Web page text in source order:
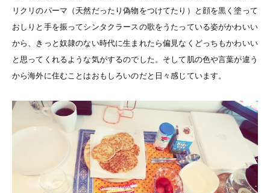
リクリのパーマ（天然だったり偽物をつけてたり）と顔を黒く塗って
おしりと手を振ってシンタクラースの歌をうたっている姿がかわいい
から、きっと奴隷のない時代に生まれたら偏見なくどっちもかわいい
と思ってくれるような気がするのでした。そして肌の色や言葉が違う
から海外に住むことはおもしろいのだと日々感じています。